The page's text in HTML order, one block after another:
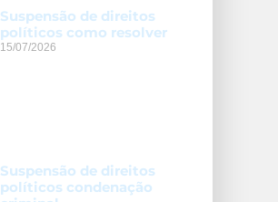
Suspensão de direitos
políticos como resolver
15/07/2026
Suspensão de direitos
políticos condenação